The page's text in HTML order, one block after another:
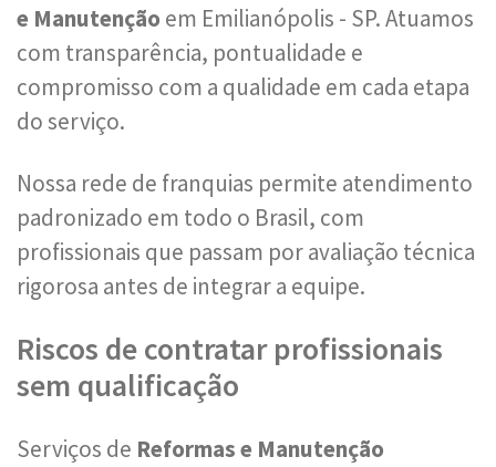
e Manutenção em Emilianópolis - SP. Atuamos
com transparência, pontualidade e
compromisso com a qualidade em cada etapa
do serviço.
Nossa rede de franquias permite atendimento
padronizado em todo o Brasil, com
profissionais que passam por avaliação técnica
rigorosa antes de integrar a equipe.
Riscos de contratar profissionais
sem qualificação
Serviços de Reformas e Manutenção